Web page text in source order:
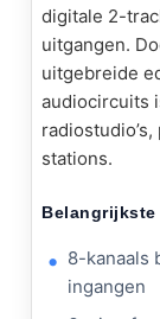
digitale 2-
uitgangen.
uitgebreide
audiocircuits
stations.
Belangrijkste
8-kanaals
ingangen